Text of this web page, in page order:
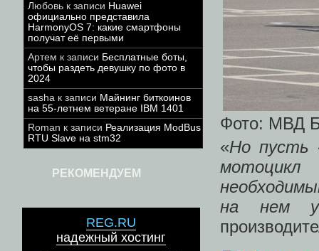
Любовь к записи Huawei
официально представила
HarmonyOS 7: какие смартфоны
получат её первыми
Артем к записи Бесплатные боты,
чтобы раздеть девушку по фото в
2024
sasha к записи Майнинг биткоинов
на 55-летнем ветеране IBM 1401
Roman к записи Реализация ModBus
RTU Slave на stm32
РЕКОМЕНДУЕМ
REG.RU
надежный хостинг
Фото: МВД
«Но пусть
мотоцикл
на нем